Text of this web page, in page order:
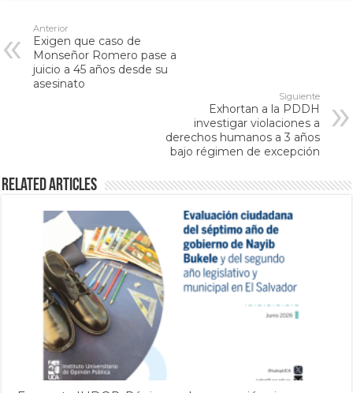
Anterior
Exigen que caso de
Monseñor Romero pase a
juicio a 45 años desde su
asesinato
Siguiente
Exhortan a la PDDH
investigar violaciones a
derechos humanos a 3 años
bajo régimen de excepción
Related Articles